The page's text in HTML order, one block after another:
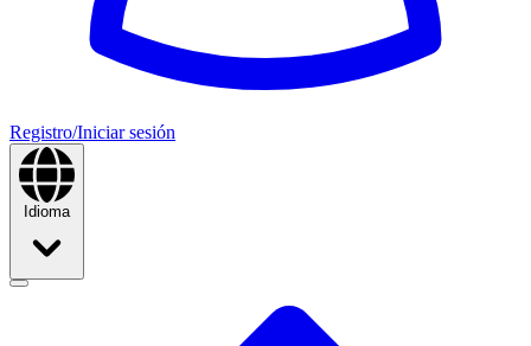
Registro/Iniciar sesión
Idioma